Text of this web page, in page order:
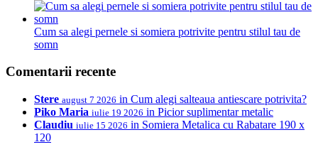
Cum sa alegi pernele si somiera potrivite pentru stilul tau de
somn
Comentarii recente
Stere august 7 2026 in Cum alegi salteaua antiescare potrivita?
Piko Maria iulie 19 2026 in Picior suplimentar metalic
Claudiu iulie 15 2026 in Somiera Metalica cu Rabatare 190 x
120